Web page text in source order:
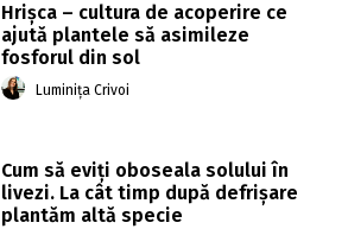
Hrișca – cultura de acoperire ce
ajută plantele să asimileze
fosforul din sol
Luminița Crivoi
Cum să eviți oboseala solului în
livezi. La cât timp după defrișare
plantăm altă specie